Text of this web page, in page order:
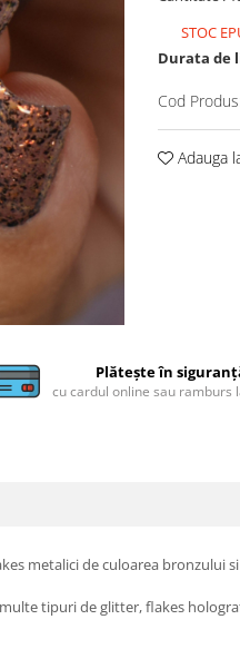
STOC
Durata de
Cod
Adauga
Plătește în
cu cardul online sau ramburs
metalici de culoarea bronzului
tipuri de glitter, flakes